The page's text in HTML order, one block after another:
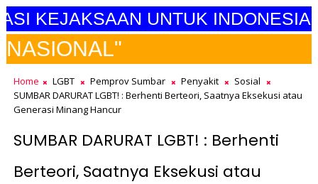
UNTUK INDONESIA MAJU"
Home LGBT Pemprov Sumbar Penyakit
Sosial
SUMBAR DARURAT LGBT! : Berhenti Berteori, Saatnya Eksekusi atau
Generasi Minang Hancur
SUMBAR DARURAT LGBT! : Berhenti
Berteori, Saatnya Eksekusi atau